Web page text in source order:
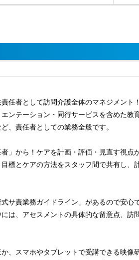
任者として訪問介護全体のマネジメント！
ンテーション・同行サービスを含めた
、責任者としての業務全般です。
」から！ケアを計画・評価・見直す視点
標とケアの方法をスタッフ間で共有し
サ責業務ガイドライン」があるので安心
は、アセスメントの具体的な留意点、
、スマホやタブレットで受講できる映像